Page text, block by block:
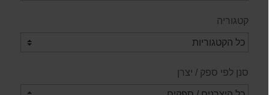
קטגוריה
סנן לפי ספק / יצרן